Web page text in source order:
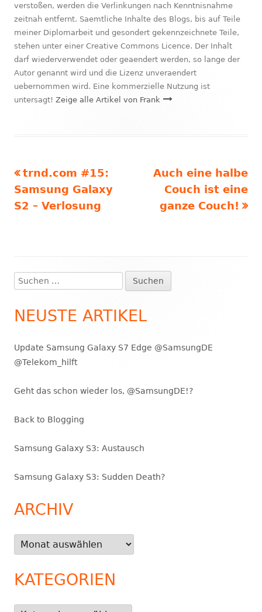
verstoßen, werden die Verlinkungen nach Kenntnisnahme
zeitnah entfernt. Saemtliche Inhalte des Blogs, bis auf Teile
meiner Diplomarbeit und gesondert gekennzeichnete Teile,
stehen unter einer Creative Commons Licence. Der Inhalt
darf wiederverwendet oder geaendert werden, so lange der
Autor genannt wird und die Lizenz unveraendert
uebernommen wird. Eine kommerzielle Nutzung ist
untersagt! Zeige alle Artikel von Frank
Beitragsnavigation
Vorheriger
Beitrag:
trnd.com #15:
Samsung Galaxy
S2 – Verlosung
Nächster
Beitrag
Auch eine halbe
Couch ist eine
ganze Couch!
Haupt-
Seitenleiste
Suchen
nach:
NEUSTE ARTIKEL
Update Samsung Galaxy S7 Edge @SamsungDE
@Telekom_hilft
Geht das schon wieder los, @SamsungDE!?
Back to Blogging
Samsung Galaxy S3: Austausch
Samsung Galaxy S3: Sudden Death?
ARCHIV
Archiv
KATEGORIEN